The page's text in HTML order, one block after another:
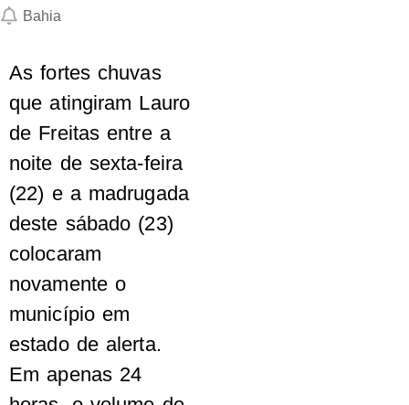
Bahia
As fortes chuvas
que atingiram Lauro
de Freitas entre a
noite de sexta-feira
(22) e a madrugada
deste sábado (23)
colocaram
novamente o
município em
estado de alerta.
Em apenas 24